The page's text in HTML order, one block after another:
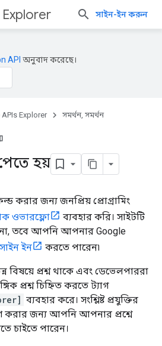
Explorer সাইন-ইন করুন
API অনুবাদ করেছে।
Explorer সমর্থন, সমর্থন
হয়
করার জন্য জনপ্রিয় প্রোগ্রামিং
ওভারফ্লো
ব্যবহার করি। সাইটটি
না, তবে আপনি আপনার Google
সাইন ইন করতে পারেন৷
বিষয়ে প্রশ্ন থাকে এবং ডেভেলপাররা
প্রশ্ন চিহ্নিত করতে ট্যাগ
ব্যবহার করে। সংশ্লিষ্ট প্রযুক্তির
করার জন্য আপনি আপনার প্রশ্নে
চাইতে পারেন।